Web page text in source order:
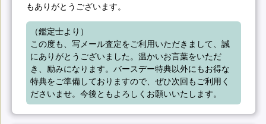
もありがとうございます。
（鑑定士より）
この度も、写メール査定をご利用いただきまして、誠
にありがとうございました。温かいお言葉をいただ
き、励みになります。バースデー特典以外にもお得な
特典をご準備しておりますので、ぜひ次回もご利用く
ださいませ。今後ともよろしくお願いいたします。